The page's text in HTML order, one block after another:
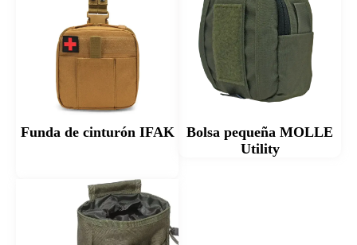
Funda de cinturón IFAK
Bolsa pequeña MOLLE
Utility